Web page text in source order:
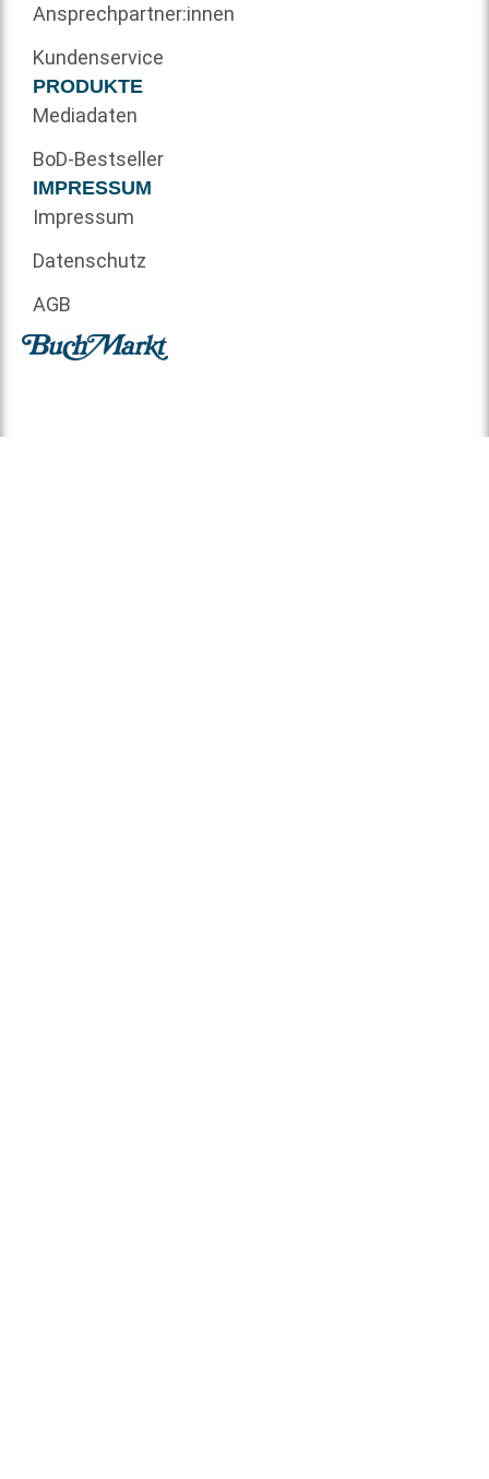
Ansprechpartner:innen
Kundenservice
PRODUKTE
Mediadaten
BoD-Bestseller
IMPRESSUM
Impressum
Datenschutz
AGB